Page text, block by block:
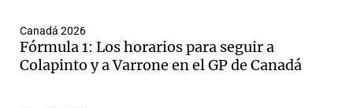
Canadá 2026
Fórmula 1: Los horarios para seguir a
Colapinto y a Varrone en el GP de Canadá